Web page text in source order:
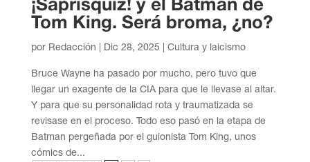
¡Saprisquiz! y el Batman de
Tom King. Será broma, ¿no?
por Redacción Dic 28, 2025 Cultura y laicismo
Bruce Wayne ha pasado por mucho, pero tuvo que
llegar un exagente de la CIA para que le llevase al altar.
Y para que su personalidad rota y traumatizada se
revisase en el proceso. Todo eso pasó en la etapa de
Batman pergeñada por el guionista Tom King, unos
cómics de...